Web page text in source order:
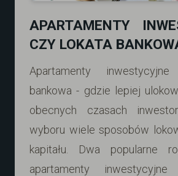
APARTAMENTY
CZY LOKATA
Apartamenty
bankowa - gdzie lepiej
obecnych czasach
wyboru wiele sposobów
kapitału. Dwa popularne
apartamenty